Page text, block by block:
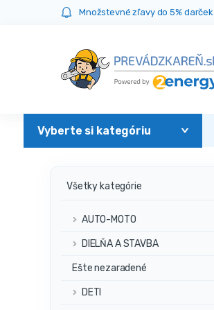
Množstevné zľavy do 5%
Všetky kategórie
AUTO-MOTO
DIELŇA A STAVBA
Ešte nezaradené
DETI